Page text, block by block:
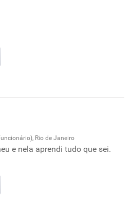
Rio de Janeiro
e nela aprendi tudo que sei.